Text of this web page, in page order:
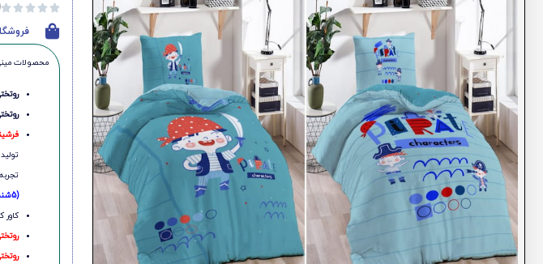





محصولات
روتختی
روتختی
فرشینه
(5شنبه و جمعه و ایام تعطیل جز روزکاری محاسبه نمیشود)
روتختی